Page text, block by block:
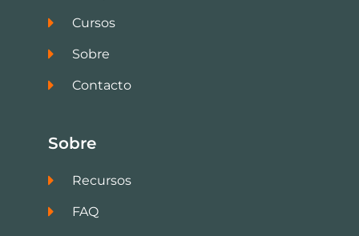
Cursos
Sobre
Contacto
Sobre
Recursos
FAQ